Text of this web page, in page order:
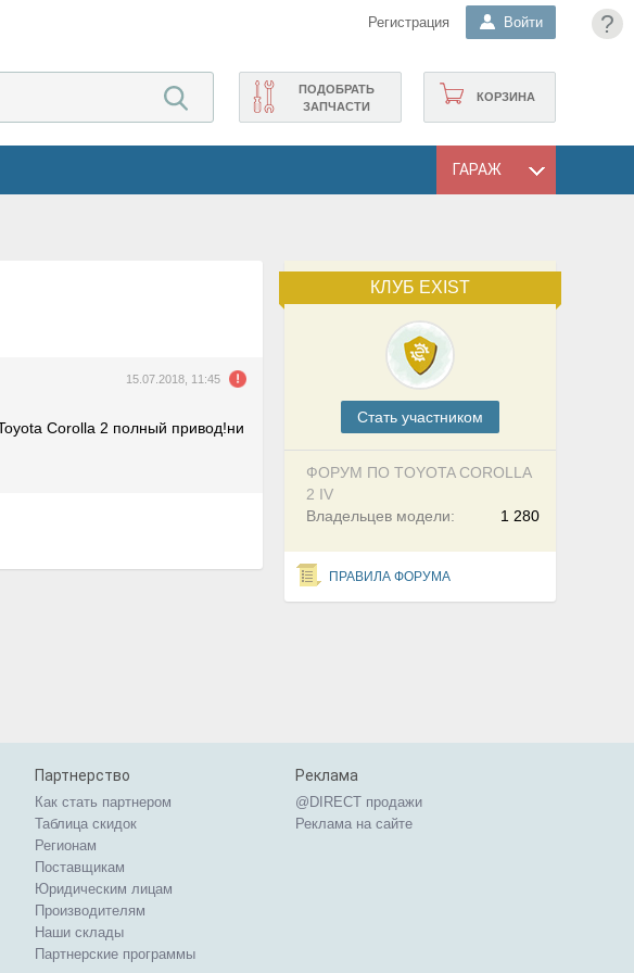
?
Регистрация Войти
КОРЗИНА
ПОДОБРАТЬ
ЗАПЧАСТИ
ГАРАЖ
КЛУБ EXIST
Cтать участником
ФОРУМ ПО TOYOTA COROLLA
2 IV
1 280
Владельцев модели:
ПРАВИЛА ФОРУМА
15.07.2018, 11:45
Corolla 2 полный привод!ни
Партнерство
Как стать партнером
Таблица скидок
Регионам
Поставщикам
Юридическим лицам
Производителям
Наши склады
Партнерские программы
Реклама
@DIRECT продажи
Реклама на сайте